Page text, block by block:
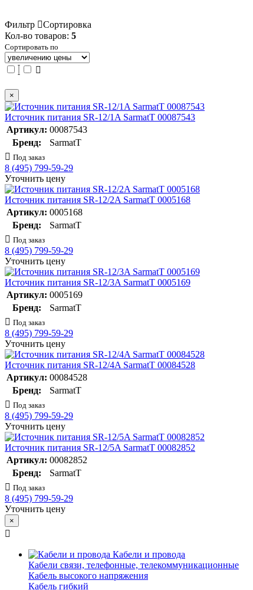
Фильтр
Сортировка
Кол-во товаров: 5
Сортировать по
×
Источник питания SR-12/1A SarmatT 00087543
Артикул: 00087543
Бренд:
SarmatT
Под заказ
8 (495) 799-59-29
Уточнить цену
Источник питания SR-12/2A SarmatT 0005168
Артикул: 0005168
Бренд:
SarmatT
Под заказ
8 (495) 799-59-29
Уточнить цену
Источник питания SR-12/3A SarmatT 0005169
Артикул: 0005169
Бренд:
SarmatT
Под заказ
8 (495) 799-59-29
Уточнить цену
Источник питания SR-12/4A SarmatT 00084528
Артикул: 00084528
Бренд:
SarmatT
Под заказ
8 (495) 799-59-29
Уточнить цену
Источник питания SR-12/5A SarmatT 00082852
Артикул: 00082852
Бренд:
SarmatT
Под заказ
8 (495) 799-59-29
Уточнить цену
×
Кабели и провода
Кабели связи, телефонные, телекоммуникационные
Кабель высокого напряжения
Кабель гибкий